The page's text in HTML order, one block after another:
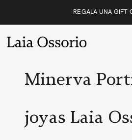
REGALA UNA GIFT
Minerva
joyas Laia